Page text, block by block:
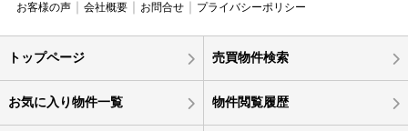
お客様の声
会社概要 お問合せ プライバシーポリシー
トップページ 売買物件検索
お気に入り物件一覧 物件閲覧履歴